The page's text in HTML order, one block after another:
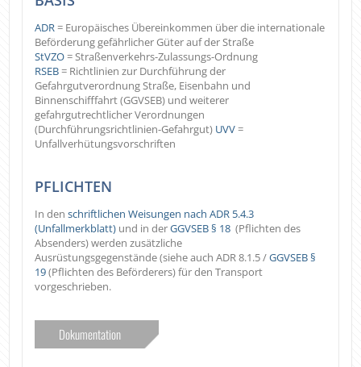
ADR= Europäisches Übereinkommen über die internationale
Beförderung gefährlicher Güter auf der Straße
StVZO= Straßenverkehrs-Zulassungs-Ordnung
RSEB= Richtlinien zur Durchführung der
Gefahrgutverordnung Straße, Eisenbahn und
Binnenschifffahrt (GGVSEB) und weiterer
gefahrgutrechtlicher Verordnungen
(Durchführungsrichtlinien-Gefahrgut) UVV=
Unfallverhütungsvorschriften
PFLICHTEN
In denschriftlichen Weisungen nach ADR 5.4.3
(Unfallmerkblatt) und in derGGVSEB § 18 (Pflichten des
Absenders) werden zusätzliche
Ausrüstungsgegenstände (siehe auch ADR 8.1.5 /GGVSEB §
19(Pflichten des Beförderers) für den Transport
vorgeschrieben.
Dokumentation